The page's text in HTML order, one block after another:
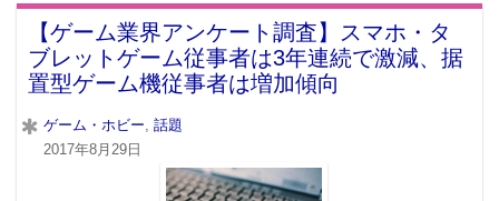
【ゲーム業界アンケート調査】スマホ・タ
ブレットゲーム従事者は3年連続で激減、据
置型ゲーム機従事者は増加傾向
ゲーム・ホビー 話題
2017年8月29日